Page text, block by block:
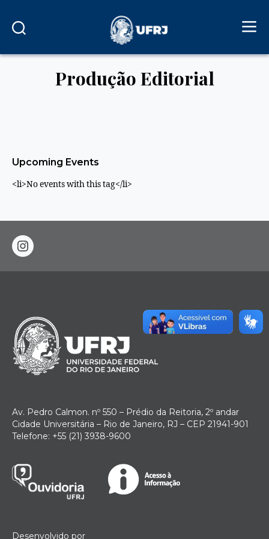
Produção Editorial
Upcoming Events
<li>No events with this tag</li>
instagram
Av. Pedro Calmon. nº 550 – Prédio da Reitoria, 2º andar
Cidade Universitária – Rio de Janeiro, RJ – CEP 21941-901
Telefone: +55 (21) 3938-9600
Desenvolvido por